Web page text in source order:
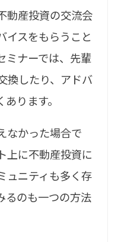
動産投資の交流会
イスをもらうこと
ミナーでは、先輩
換したり、アドバ
ります。
なかった場合で
上に不動産投資に
ュニティも多く存
るのも一つの方法